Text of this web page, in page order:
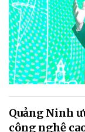
Quảng Ninh
công nghệ